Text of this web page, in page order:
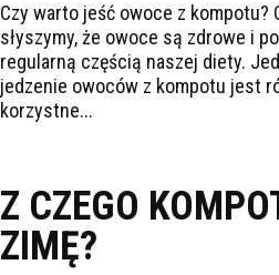
Czy warto jeść owoce z kompotu?
słyszymy, że owoce są zdrowe i
regularną częścią naszej diety.
jedzenie owoców z kompotu jest
korzystne...
Z CZEGO
ZIMĘ?